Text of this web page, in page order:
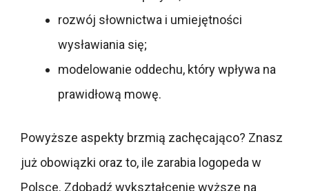
rozwój słownictwa i umiejętności
wysławiania się;
modelowanie oddechu, który wpływa na
prawidłową mowę.
Powyższe aspekty brzmią zachęcająco? Znasz
już obowiązki oraz to, ile zarabia logopeda w
Polsce. Zdobądź wykształcenie wyższe na